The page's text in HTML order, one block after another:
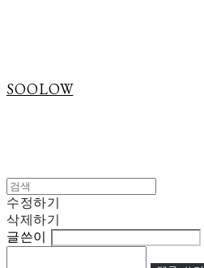
SOOLOW
수정하기
삭제하기
글쓴이